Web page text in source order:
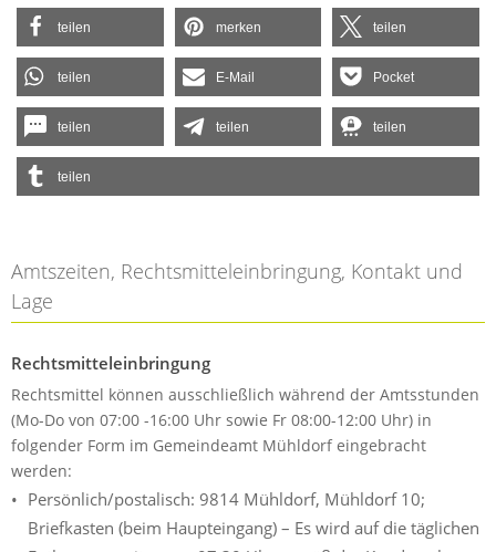
teilen merken teilen
teilen E-Mail Pocket
teilen teilen teilen
teilen
Amtszeiten, Rechtsmitteleinbringung, Kontakt und
Lage
Rechtsmitteleinbringung
Rechtsmittel können ausschließlich während der Amtsstunden
(Mo-Do von 07:00 -16:00 Uhr sowie Fr 08:00-12:00 Uhr) in
folgender Form im Gemeindeamt Mühldorf eingebracht
werden:
Persönlich/postalisch: 9814 Mühldorf, Mühldorf 10;
Briefkasten (beim Haupteingang) – Es wird auf die täglichen